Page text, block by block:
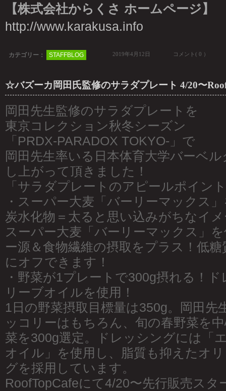
【株式会社からくさ ホームページ】
http://www.karakusa.info
カテゴリー： STAFFBLOG 2019年4月12日 コメント( 0 ）
☆バズーカ岡田氏監修のサラダプレート 4/20〜
岡田先生監修のサラダプレートを
東京コレクション秋冬シーズン
「PRDX-PARADOX TOKYO-」で
岡田先生率いる日本体育大学バーベ
し上がって頂きました！
「サラダプレートのアピールポイン
・スーパー大麦「バーリーマックス
炭水化物＝太ると思い込みがちなイ
スーパー大麦「バーリーマックス」
ー源＆食物繊維の摂取をプラス！低
にオフできます！
・野菜が1プレートで300g摂れる！
リーブオイルを使用！
1日の野菜摂取目標量は350g。岡田先
ッコリーはもちろん、旬の春野菜を
菜を300g選定。ドレッシングには「
オイル」を使用し、脂質も抑えたオ
グを採用しています。
RoofTopCafeにて4/20〜先行販売スタ